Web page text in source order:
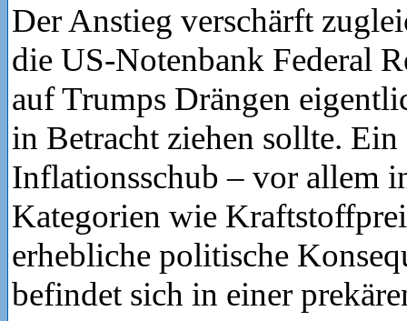
Der Anstieg verschärft
die US-Notenbank Federal
auf Trumps Drängen
in Betracht ziehen sollte. Ein
Inflationsschub – vor allem
Kategorien wie
erhebliche politische
befindet sich in einer